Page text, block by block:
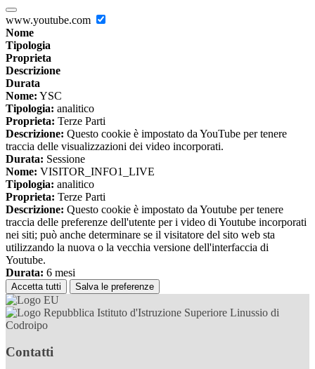
www.youtube.com
Nome
Tipologia
Proprieta
Descrizione
Durata
Nome: YSC
Tipologia: analitico
Proprieta: Terze Parti
Descrizione: Questo cookie è impostato da YouTube per tenere
traccia delle visualizzazioni dei video incorporati.
Durata: Sessione
Nome: VISITOR_INFO1_LIVE
Tipologia: analitico
Proprieta: Terze Parti
Descrizione: Questo cookie è impostato da Youtube per tenere
traccia delle preferenze dell'utente per i video di Youtube incorporati
nei siti; può anche determinare se il visitatore del sito web sta
utilizzando la nuova o la vecchia versione dell'interfaccia di
Youtube.
Durata: 6 mesi
Accetta tutti Salva le preferenze
Istituto d'Istruzione Superiore Linussio di
Codroipo
Contatti